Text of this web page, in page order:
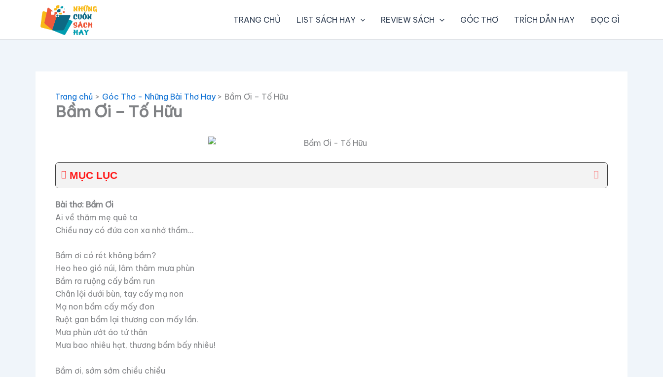
TRANG CHỦ LIST SÁCH HAY REVIEW SÁCH GÓC THƠ TRÍCH DẪN HAY ĐỌC GÌ
Trang chủ Góc Thơ - Những Bài Thơ Hay Bầm Ơi – Tố Hữu
Bầm Ơi – Tố Hữu
MỤC LỤC
Bài thơ: Bầm Ơi
Ai về thăm mẹ quê ta
Chiều nay có đứa con xa nhớ thầm…
Bầm ơi có rét không bầm?
Heo heo gió núi, lâm thâm mưa phùn
Bầm ra ruộng cấy bầm run
Chân lội dưới bùn, tay cấy mạ non
Mạ non bầm cấy mấy đon
Ruột gan bầm lại thương con mấy lần.
Mưa phùn ướt áo tứ thân
Mưa bao nhiêu hạt, thương bầm bấy nhiêu!
Bầm ơi, sớm sớm chiều chiều